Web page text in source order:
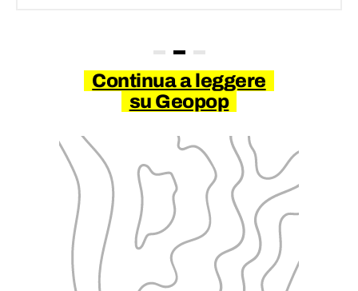
Continua a leggere
su Geopop